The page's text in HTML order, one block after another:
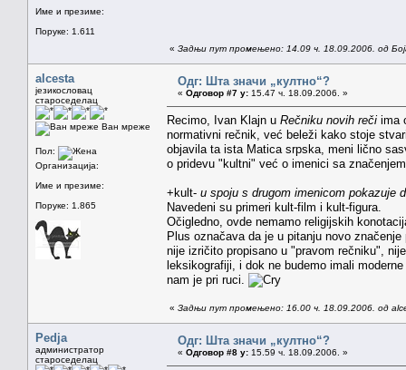
Име и презиме:
Поруке: 1.611
« Задњи пут промењено: 14.09 ч. 18.09.2006. од
alcesta
језикословац
староседелац
Ван мреже
Пол:
Организација:
Име и презиме:
Поруке: 1.865
Одг: Шта значи „култно“?
« Одговор #7 у: 15.47 ч. 18.09.2006. »
Recimo, Ivan Klajn u Rečniku novih reči ima
normativni rečnik, već beleži kako stoje
objavila ta ista Matica srpska, meni lično
o pridevu "kultni" već o imenici sa
+kult- u spoju s drugom imenicom pokazuje
Navedeni su primeri kult-film i kult-figura.
Očigledno, ovde nemamo religijskih
Plus označava da je u pitanju novo
nije izričito propisano u "pravom rečniku",
leksikografiji, i dok ne budemo imali
nam je pri ruci.
« Задњи пут промењено: 16.00 ч. 18.09.2006. од
Pedja
администратор
староседелац
Одг: Шта значи „култно“?
« Одговор #8 у: 15.59 ч. 18.09.2006. »